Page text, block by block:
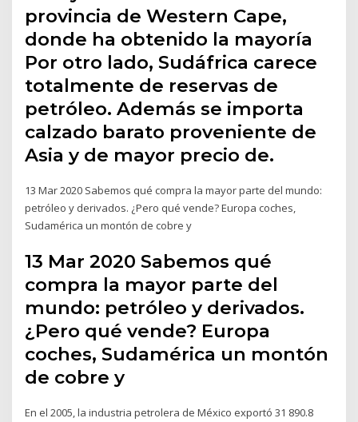
provincia de Western Cape,
donde ha obtenido la mayoría
Por otro lado, Sudáfrica carece
totalmente de reservas de
petróleo. Además se importa
calzado barato proveniente de
Asia y de mayor precio de.
13 Mar 2020 Sabemos qué compra la mayor parte del mundo:
petróleo y derivados. ¿Pero qué vende? Europa coches,
Sudamérica un montón de cobre y
13 Mar 2020 Sabemos qué
compra la mayor parte del
mundo: petróleo y derivados.
¿Pero qué vende? Europa
coches, Sudamérica un montón
de cobre y
En el 2005, la industria petrolera de México exportó 31 890.8